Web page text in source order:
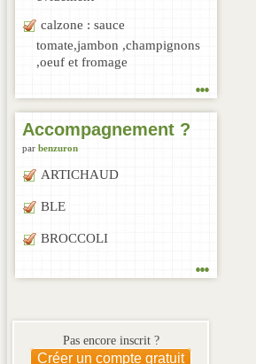
calzone : sauce
tomate,jambon ,champignons
,oeuf et fromage
...
Accompagnement ?
par benzuron
ARTICHAUD
BLE
BROCCOLI
...
Pas encore inscrit ?
Créer un compte gratuit